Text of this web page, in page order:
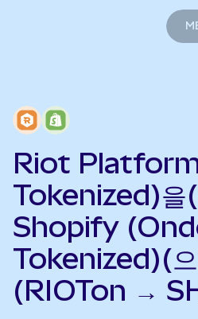
Riot
Tokenized)을
Shopify
Tokenized)(으
(RIOTon →